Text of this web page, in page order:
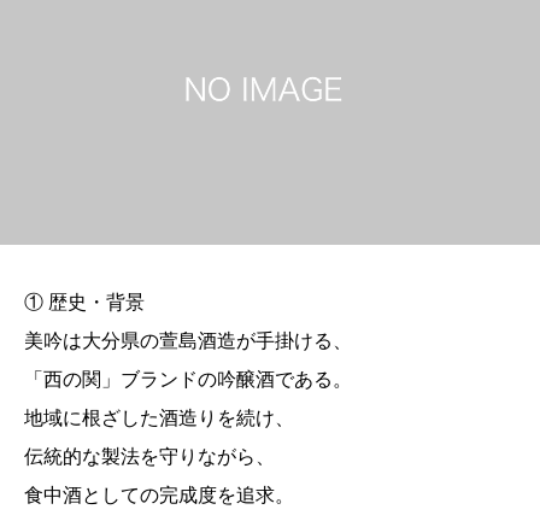
① 歴史・背景
美吟は大分県の萱島酒造が手掛ける、
「西の関」ブランドの吟醸酒である。
地域に根ざした酒造りを続け、
伝統的な製法を守りながら、
食中酒としての完成度を追求。